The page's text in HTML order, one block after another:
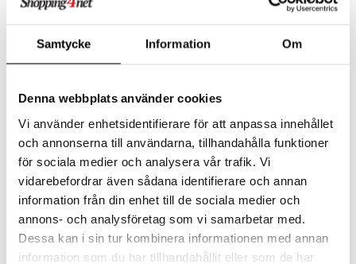
Samtycke Information Om
Denna webbplats använder cookies
Vi använder enhetsidentifierare för att anpassa innehållet
och annonserna till användarna, tillhandahålla funktioner
för sociala medier och analysera vår trafik. Vi
vidarebefordrar även sådana identifierare och annan
information från din enhet till de sociala medier och
annons- och analysföretag som vi samarbetar med.
Dessa kan i sin tur kombinera informationen med annan
information som du har tillhandahållit eller som de har
Puslespill 1000 Deler Les
Quais de Seine
kr 169
Puslespill 1000 Deler AT 99
Overvåke